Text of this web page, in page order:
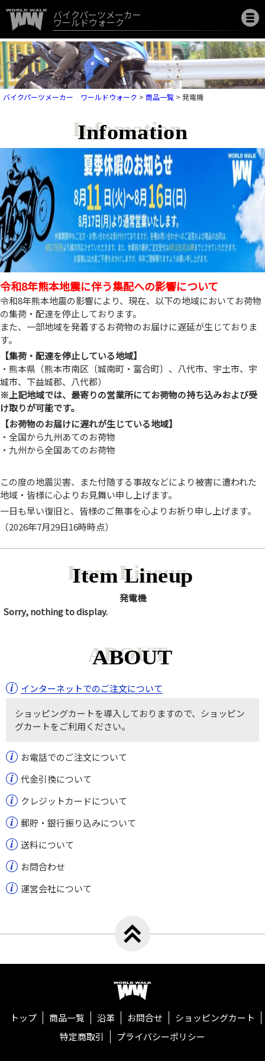
バイクパーツメーカー
ワールドウォーク
バイクパーツメーカー ワールドウォーク > 商品一覧 > 発電機
Infomation
令和8年熊本地震に伴う集配への影響について
令和8年熊本地震の影響により、現在、以下の地域においてお荷物
の集荷・配達を停止しております。
また、一部地域を発着するお荷物のお届けに遅延が生じておりま
す。
【集荷・配達を停止している地域】
・熊本県（熊本市南区〔城南町・富合町〕、八代市、宇土市、宇
城市、下益城郡、八代郡）
※上記地域では、最寄りの営業所にてお荷物の持ち込みおよび受
け取りが可能です。
【お荷物のお届けに遅れが生じている地域】
・全国から九州あてのお荷物
・九州から全国あてのお荷物
この度の地震災害、また付随する事故などにより被害に遭われた
地域・皆様に心よりお見舞い申し上げます。
一日も早い復旧と、皆様のご無事を心よりお祈り申し上げます。
（2026年7月29日16時時点）
Item Lineup
発電機
Sorry, nothing to display.
ABOUT
インターネットでのご注文について
ショッピングカートを導入しておりますので、ショッピン
グカートをご利用ください。
お電話でのご注文について
代金引換について
クレジットカードについて
郵貯・銀行振り込みについて
送料について
お問合わせ
運営会社について
トップ 商品一覧 沿革 お問合せ
ショッピングカート
特定商取引
プライバシーポリシー